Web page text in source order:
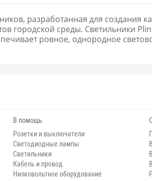
разработанная для создания
городской среды. Светильники
ровное, однородное
В помощь
Розетки и выключатели
Светодиодные лампы
Светильники
Кабель и провод
Низковольтное оборудование